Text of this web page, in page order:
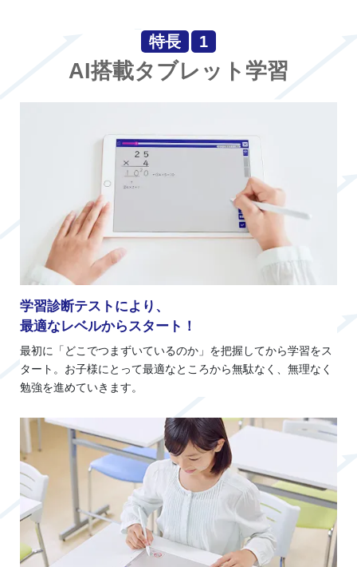
特長 1
AI搭載タブレット学習
学習診断テストにより、
最適なレベルからスタート！
最初に「どこでつまずいているのか」を把握してから学習をス
タート。お子様にとって最適なところから無駄なく、無理なく
勉強を進めていきます。